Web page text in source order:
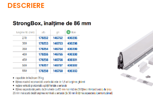
DESCRIERE